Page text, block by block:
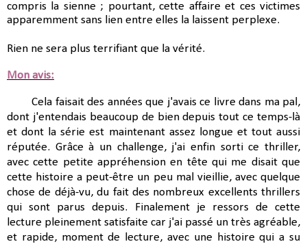
compris la sienne ; pourtant, cette affaire et ces victimes
apparemment sans lien entre elles la laissent perplexe.
Rien ne sera plus terrifiant que la vérité.
Mon avis:
Cela faisait des années que j'avais ce livre dans ma pal,
dont j'entendais beaucoup de bien depuis tout ce temps-là
et dont la série est maintenant assez longue et tout aussi
réputée. Grâce à un challenge, j'ai enfin sorti ce thriller,
avec cette petite appréhension en tête qui me disait que
cette histoire a peut-être un peu mal vieillie, avec quelque
chose de déjà-vu, du fait des nombreux excellents thrillers
qui sont parus depuis. Finalement je ressors de cette
lecture pleinement satisfaite car j'ai passé un très agréable,
et rapide, moment de lecture, avec une histoire qui a su